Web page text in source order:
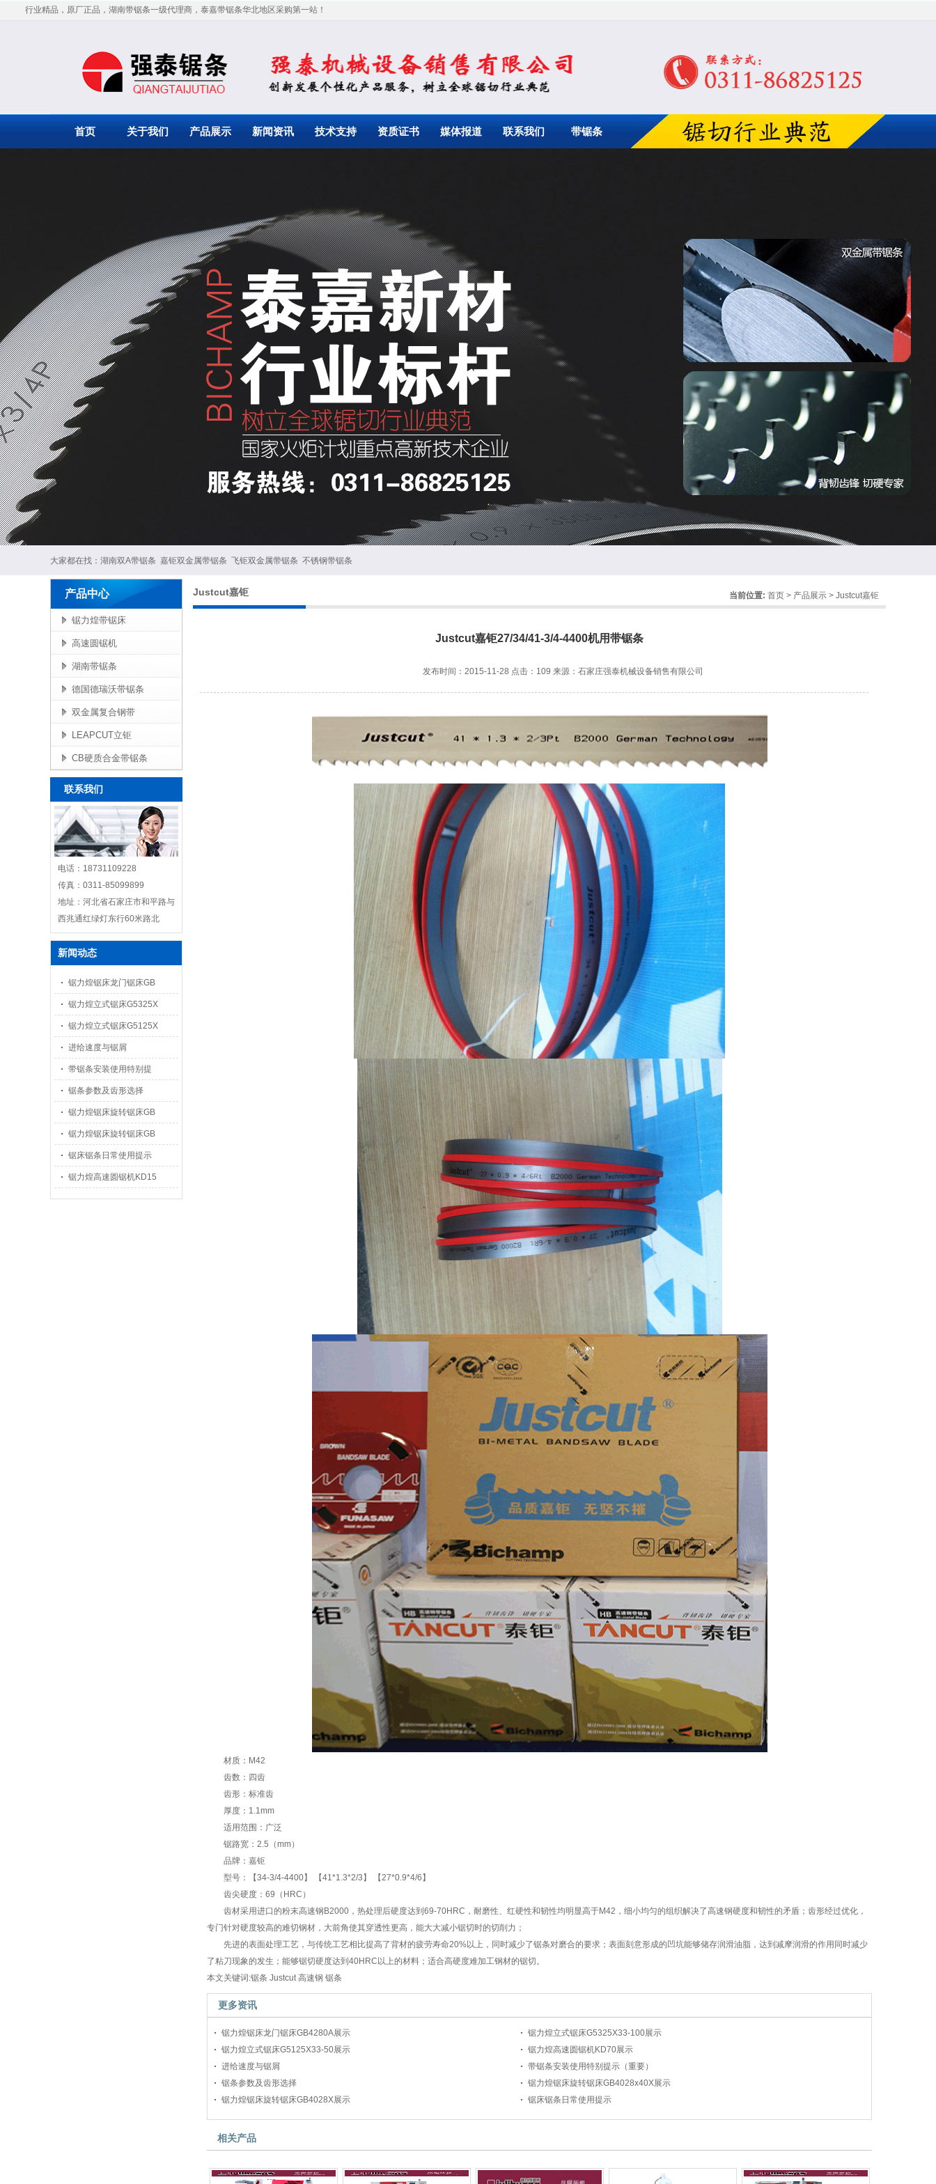
行业精品，原厂正品，湖南带锯条一级代理商，泰嘉带锯条华北地区采购第一站！
首页 关于我们 产品展示 新闻资讯 技术支持 资质证书 媒体报道 联系我们 带锯条
大家都在找： 湖南双A带锯条 嘉钜双金属带锯条 飞钜双金属带锯条 不锈钢带锯条
产品中心
锯力煌带锯床
高速圆锯机
湖南带锯条
德国德瑞沃带锯条
双金属复合钢带
LEAPCUT立钜
CB硬质合金带锯条
联系我们
电话：18731109228
传真：0311-85099899
地址：河北省石家庄市和平路与
西兆通红绿灯东行60米路北
新闻动态
锯力煌锯床龙门锯床GB
锯力煌立式锯床G5325X
锯力煌立式锯床G5125X
进给速度与锯屑
带锯条安装使用特别提
锯条参数及齿形选择
锯力煌锯床旋转锯床GB
锯力煌锯床旋转锯床GB
锯床锯条日常使用提示
锯力煌高速圆锯机KD15
Justcut嘉钜 当前位置: 首页 > 产品展示 > Justcut嘉钜
Justcut嘉钜27/34/41-3/4-4400机用带锯条
发布时间：2015-11-28 点击：109 来源：石家庄强泰机械设备销售有限公司
材质：M42
齿数：四齿
齿形：标准齿
厚度：1.1mm
适用范围：广泛
锯路宽：2.5（mm）
品牌：嘉钜
型号：【34-3/4-4400】 【41*1.3*2/3】 【27*0.9*4/6】
齿尖硬度：69（HRC）
齿材采用进口的粉末高速钢B2000，热处理后硬度达到69-70HRC，耐磨性、红硬性和韧性均明显高于M42，细小均匀的组织解决了高速钢硬度和韧性的矛盾；齿形经过优化，
专门针对硬度较高的难切钢材，大前角使其穿透性更高，能大大减小锯切时的切削力；
先进的表面处理工艺，与传统工艺相比提高了背材的疲劳寿命20%以上，同时减少了锯条对磨合的要求；表面刻意形成的凹坑能够储存润滑油脂，达到减摩润滑的作用同时减少
了粘刀现象的发生；能够锯切硬度达到40HRC以上的材料；适合高硬度难加工钢材的锯切。
本文关键词:锯条 Justcut 高速钢 锯条
更多资讯
锯力煌锯床龙门锯床GB4280A展示
锯力煌立式锯床G5325X33-100展示
锯力煌立式锯床G5125X33-50展示
锯力煌高速圆锯机KD70展示
进给速度与锯屑
带锯条安装使用特别提示（重要）
锯条参数及齿形选择
锯力煌锯床旋转锯床GB4028x40X展示
锯力煌锯床旋转锯床GB4028X展示
锯床锯条日常使用提示
相关产品